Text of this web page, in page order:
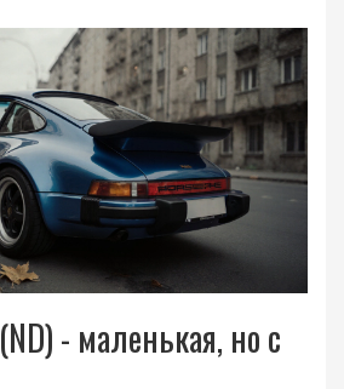
- маленькая, но с